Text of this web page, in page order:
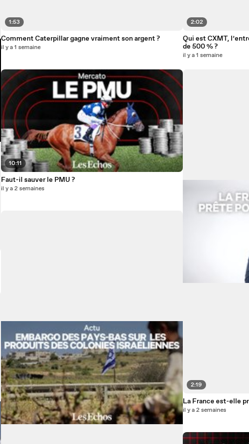
1:53
Comment Caterpillar gagne vraiment son argent ?
il y a 1 semaine
10:11
Faut-il sauver le PMU ?
il y a 2 semaines
2:02
Qui est CXMT,
de 500 % ?
il y a 1 semaine
2:19
La France est-elle
il y a 2 semaines